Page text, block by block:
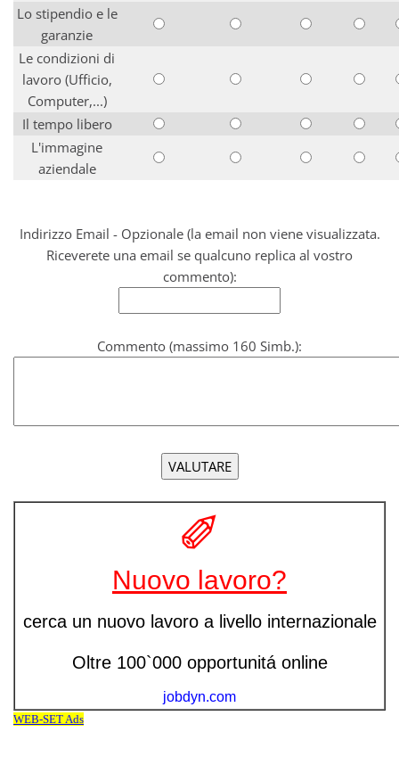
Lo stipendio e le
garanzie
Le condizioni di
lavoro (Ufficio,
Computer,...)
Il tempo libero
L'immagine
aziendale
Indirizzo Email - Opzionale (la email non viene visualizzata.
Riceverete una email se qualcuno replica al vostro
commento):
Commento (massimo 160 Simb.):